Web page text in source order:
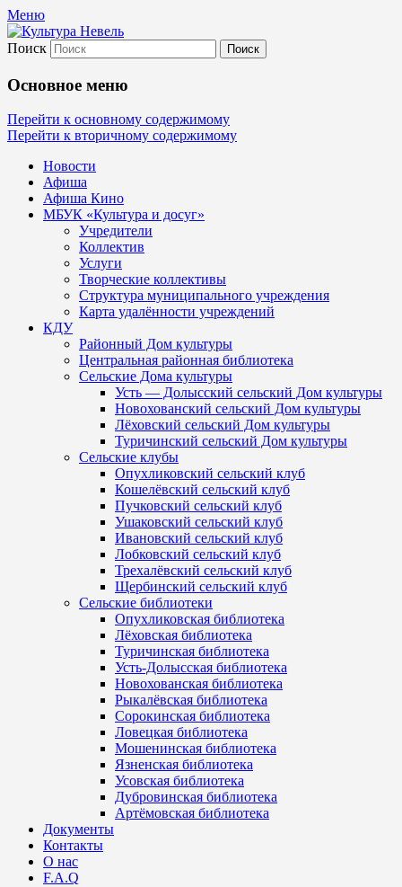
Меню
Культура Невель
МБУК Невельского района "Культура
и досуг"
Поиск
Основное меню
Перейти к основному содержимому
Перейти к вторичному содержимому
Новости
Афиша
Афиша Кино
МБУК «Культура и досуг»
Учредители
Коллектив
Услуги
Творческие коллективы
Структура муниципального учреждения
Карта удалённости учреждений
КДУ
Районный Дом культуры
Центральная районная библиотека
Сельские Дома культуры
Усть — Долысский сельский Дом культуры
Новохованский сельский Дом культуры
Лёховский сельский Дом культуры
Туричинский сельский Дом культуры
Сельские клубы
Опухликовский сельский клуб
Кошелёвский сельский клуб
Пучковский сельский клуб
Ушаковский сельский клуб
Ивановский сельский клуб
Лобковский сельский клуб
Трехалёвский сельский клуб
Щербинский сельский клуб
Сельские библиотеки
Опухликовская библиотека
Лёховская библиотека
Туричинская библиотека
Усть-Долысская библиотека
Новохованская библиотека
Рыкалёвская библиотека
Сорокинская библиотека
Ловецкая библиотека
Мошенинская библиотека
Язненская библиотека
Усовская библиотека
Дубровинская библиотека
Артёмовская библиотека
Документы
Контакты
О нас
F.A.Q